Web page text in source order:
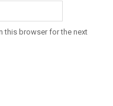
this browser for the next